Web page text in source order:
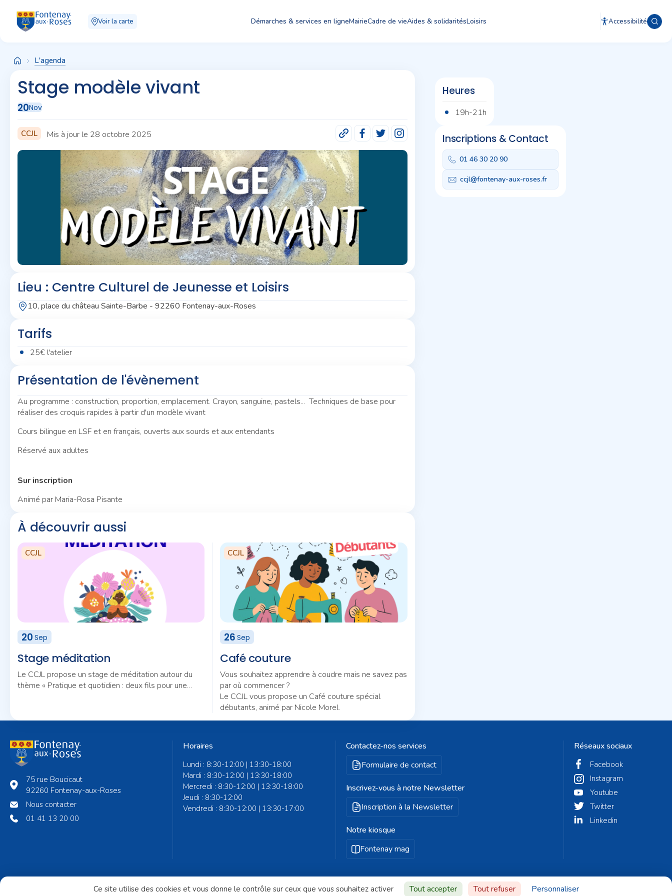
Voir la carte Démarches & services en ligneMairieCadre de vieAides & solidaritésLoisirs Accessibilité
L'agenda
Stage modèle vivant
20Nov
CCJL Mis à jour le 28 octobre 2025
Lieu : Centre Culturel de Jeunesse et Loisirs
10, place du château Sainte-Barbe - 92260 Fontenay-aux-Roses
Tarifs
25€ l'atelier
Présentation de l'évènement
Au programme : construction, proportion, emplacement. Crayon, sanguine, pastels... Techniques de base pour
réaliser des croquis rapides à partir d'un modèle vivant
Cours bilingue en LSF et en français, ouverts aux sourds et aux entendants
Réservé aux adultes
Sur inscription
Animé par Maria-Rosa Pisante
À découvrir aussi
CCJL
20 Sep
Stage méditation
Le CCJL propose un stage de méditation autour du
thème « Pratique et quotidien : deux fils pour une
CCJL
26 Sep
Café couture
Vous souhaitez apprendre à coudre mais ne savez pas
par où commencer ?
Le CCJL vous propose un Café couture spécial
débutants, animé par Nicole Morel.
Heures
19h-21h
Inscriptions & Contact
01 46 30 20 90
ccjl@fontenay-aux-roses.fr
75 rue Boucicaut
92260 Fontenay-aux-Roses
Nous contacter
01 41 13 20 00
Horaires
Lundi : 8:30-12:00 | 13:30-18:00
Mardi : 8:30-12:00 | 13:30-18:00
Mercredi : 8:30-12:00 | 13:30-18:00
Jeudi : 8:30-12:00
Vendredi : 8:30-12:00 | 13:30-17:00
Contactez-nos services
Formulaire de contact
Inscrivez-vous à notre Newsletter
Inscription à la Newsletter
Notre kiosque
Fontenay mag
Réseaux sociaux
Facebook
Instagram
Youtube
Twitter
Linkedin
Mentions légales Accessibilité du site Politique de confidentialité Gestion des cookies Plan du site © Fontenay-aux-Roses 2023 - Réalisé par
Ce site utilise des cookies et vous donne le contrôle sur ceux que vous souhaitez activer Tout accepter Tout refuser Personnaliser